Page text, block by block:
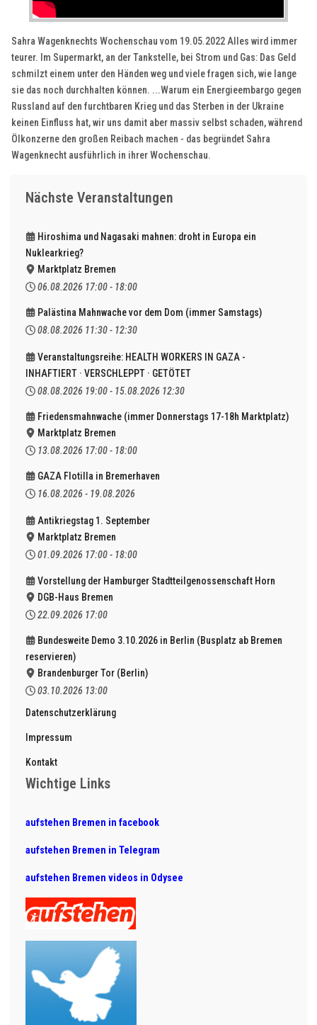
Sahra Wagenknechts Wochenschau vom 19.05.2022 Alles wird immer
teurer. Im Supermarkt, an der Tankstelle, bei Strom und Gas: Das Geld
schmilzt einem unter den Händen weg und viele fragen sich, wie lange
sie das noch durchhalten können. ...Warum ein Energieembargo gegen
Russland auf den furchtbaren Krieg und das Sterben in der Ukraine
keinen Einfluss hat, wir uns damit aber massiv selbst schaden, während
Ölkonzerne den großen Reibach machen - das begründet Sahra
Wagenknecht ausführlich in ihrer Wochenschau.
Nächste Veranstaltungen
Hiroshima und Nagasaki mahnen: droht in Europa ein
Nuklearkrieg?
Marktplatz Bremen
06.08.2026 17:00 - 18:00
Palästina Mahnwache vor dem Dom (immer Samstags)
08.08.2026 11:30 - 12:30
Veranstaltungsreihe: HEALTH WORKERS IN GAZA -
INHAFTIERT · VERSCHLEPPT · GETÖTET
08.08.2026 19:00 - 15.08.2026 12:30
Friedensmahnwache (immer Donnerstags 17-18h Marktplatz)
Marktplatz Bremen
13.08.2026 17:00 - 18:00
GAZA Flotilla in Bremerhaven
16.08.2026 - 19.08.2026
Antikriegstag 1. September
Marktplatz Bremen
01.09.2026 17:00 - 18:00
Vorstellung der Hamburger Stadtteilgenossenschaft Horn
DGB-Haus Bremen
22.09.2026 17:00
Bundesweite Demo 3.10.2026 in Berlin (Busplatz ab Bremen
reservieren)
Brandenburger Tor (Berlin)
03.10.2026 13:00
Datenschutzerklärung
Impressum
Kontakt
Wichtige Links
aufstehen Bremen in facebook
aufstehen Bremen in Telegram
aufstehen Bremen videos in Odysee